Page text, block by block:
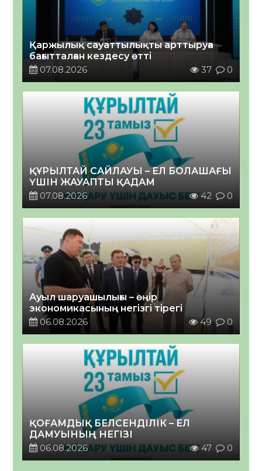
Қаржылық сауаттылықты арттыруға
бағытталған кездесу өтті
07.08.2026
37 0
ҚҰРЫЛТАЙ САЙЛАУЫ – ЕЛ БОЛАШАҒЫ
ҮШІН ЖАУАПТЫ ҚАДАМ
07.08.2026
42 0
Ауыл шаруашылығы – өңір
экономикасының негізгі тірегі
06.08.2026
49 0
ҚОҒАМДЫҚ БЕЛСЕНДІЛІК – ЕЛ
ДАМУЫНЫҢ НЕГІЗІ
06.08.2026
47 0